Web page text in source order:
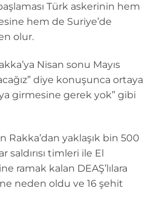
Türk askerinin hem
hem de Suriye’de
olur.
Nisan sonu Mayıs
diye konuşunca ortaya
girmesine gerek yok” gibi
Rakka’dan yaklaşık bin 500
saldırısı timleri ile El
ramak kalan DEAŞ’lılara
neden oldu ve 16 şehit